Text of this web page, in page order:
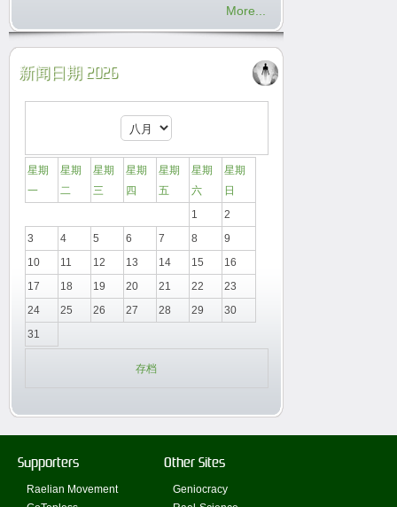
More...
新闻日期 2026
星期
一
星期
二
星期
三
星期
四
星期
五
星期
六
星期
日
1
2
3
4 5 6 7 8
9
10
11 12 13 14 15
16
17
18 19 20 21 22
23
24
25 26 27 28 29
30
31
存档
Supporters
Raelian Movement
Other Sites
Geniocracy